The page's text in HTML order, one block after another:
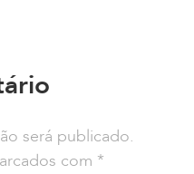
será publicado.
com *